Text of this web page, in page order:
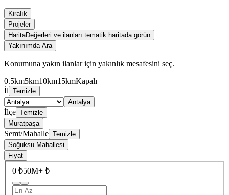
Kiralık
Projeler
HaritaDeğerleri ve ilanları tematik haritada görün
Yakınımda Ara
Konumuna yakın ilanlar için yakınlık mesafesini seç.
0.5km5km10km15kmKapalı
İl Temizle
Antalya
İlçe Temizle
Muratpaşa
Semt/Mahalle Temizle
Soğuksu Mahallesi
Fiyat
0 ₺50M+ ₺